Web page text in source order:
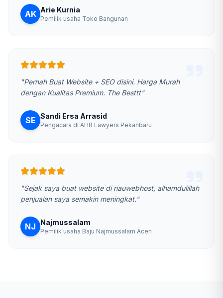
AK Arie Kurnia
Pemilik usaha Toko Bangunan
"Pernah Buat Website + SEO disini. Harga Murah
dengan Kualitas Premium. The Besttt"
SE Sandi Ersa Arrasid
Pengacara di AHR Lawyers Pekanbaru
"Sejak saya buat website di riauwebhost, alhamdulillah
penjualan saya semakin meningkat."
NJ Najmussalam
Pemilik usaha Baju Najmussalam Aceh